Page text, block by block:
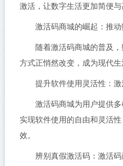
激活，让数字生活更加简便与
激活码商城的崛起：推
随着激活码商城的普及
方式正悄然改变，成为现代生
提升软件使用灵活性：
激活码商城为用户提供
实现软件使用的自由和灵活
效。
辨别真假激活码：激活